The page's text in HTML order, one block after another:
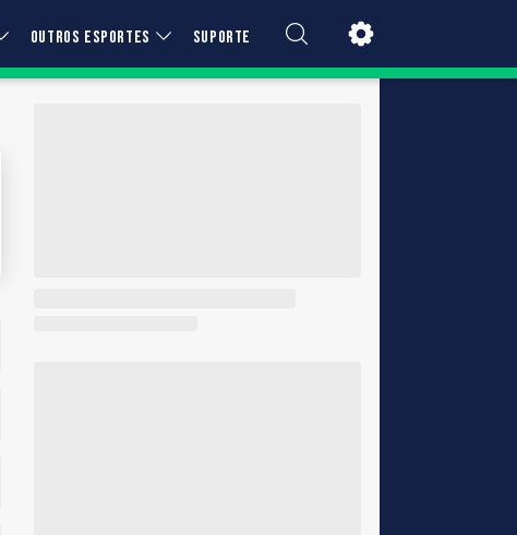
OUTROS ESPORTES SUPORTE